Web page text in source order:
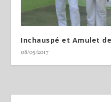
Inchauspé et Amulet
08/05/2017